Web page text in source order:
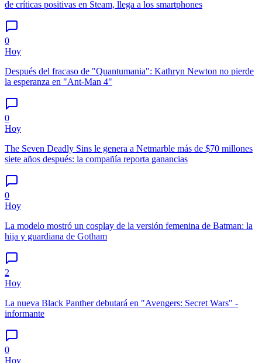
de críticas positivas en Steam, llega a los smartphones
0
Hoy
Después del fracaso de "Quantumania": Kathryn Newton no pierde
la esperanza en "Ant-Man 4"
0
Hoy
The Seven Deadly Sins le genera a Netmarble más de $70 millones
siete años después: la compañía reporta ganancias
0
Hoy
La modelo mostró un cosplay de la versión femenina de Batman: la
hija y guardiana de Gotham
2
Hoy
La nueva Black Panther debutará en "Avengers: Secret Wars" -
informante
0
Hoy